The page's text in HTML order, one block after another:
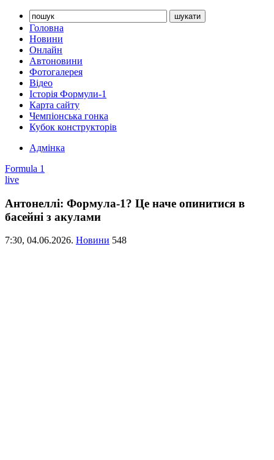
Головна
Новини
Онлайн
Автоновини
Фотогалерея
Відео
Історія Формули-1
Карта сайту
Чемпіонська гонка
Кубок конструкторів
Адмінка
Formula 1
live
Антонеллі: Формула-1? Це наче опинитися в
басейні з акулами
7:30, 04.06.2026. Новини 548